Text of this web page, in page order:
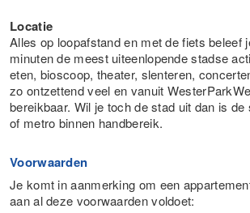
Locatie
Alles op loopafstand en met de fiets beleef
minuten de meest uiteenlopende stadse
eten, bioscoop, theater, slenteren,
zo ontzettend veel en vanuit
bereikbaar. Wil je toch de stad uit dan is de
of metro binnen handbereik.
Voorwaarden
Je komt in aanmerking om een
aan al deze voorwaarden voldoet: